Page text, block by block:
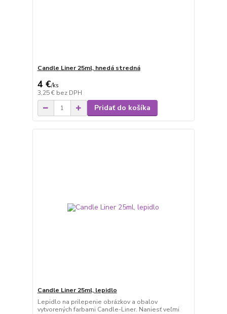
Candle Liner 25ml, hnedá stredná
4 €/ks
3,25 € bez DPH
Pridať do košíka
Candle Liner 25ml, lepidlo
Lepidlo na prilepenie obrázkov a obalov
vytvorených farbami Candle-Liner. Naniesť veľmi